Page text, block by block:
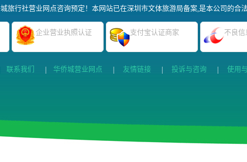
旅行社营业网点咨询预定！本网站已在深圳市文体旅游局备案,是本公司的合
企业营业执照认证 支付宝认证商家 不良
联系我们 华侨城营业网点 友情链接 投诉与咨询 使用